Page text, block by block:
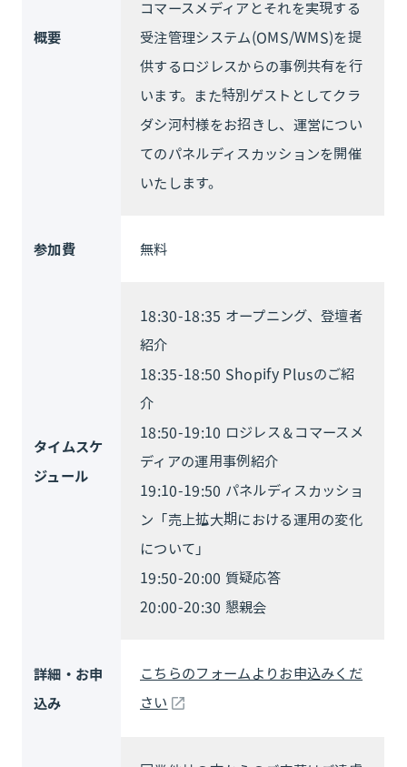
概要
コマースメディアとそれを実現する
受注管理システム(OMS/WMS)を提
供するロジレスからの事例共有を行
います。また特別ゲストとしてクラ
ダシ河村様をお招きし、運営につい
てのパネルディスカッションを開催
いたします。
参加費 無料
タイムスケ
ジュール
18:30-18:35 オープニング、登壇者
紹介
18:35-18:50 Shopify Plusのご紹
介
18:50-19:10 ロジレス＆コマースメ
ディアの運用事例紹介
19:10-19:50 パネルディスカッショ
ン「売上拡大期における運用の変化
について」
19:50-20:00 質疑応答
20:00-20:30 懇親会
詳細・お申
込み
こちらのフォームよりお申込みくだ
さい